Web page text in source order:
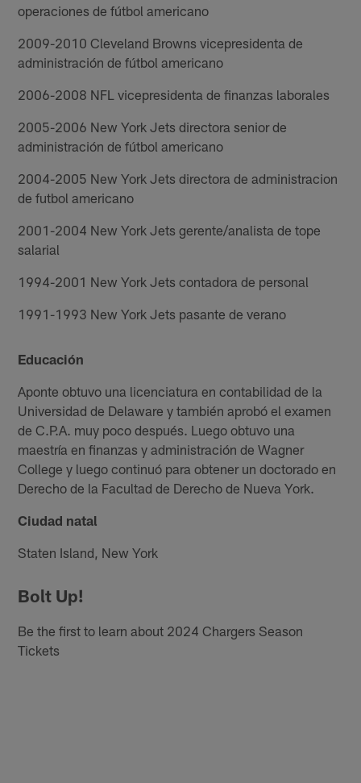
operaciones de fútbol americano
2009-2010 Cleveland Browns vicepresidenta de
administración de fútbol americano
2006-2008 NFL vicepresidenta de finanzas laborales
2005-2006 New York Jets directora senior de
administración de fútbol americano
2004-2005 New York Jets directora de administracion
de futbol americano
2001-2004 New York Jets gerente/analista de tope
salarial
1994-2001 New York Jets contadora de personal
1991-1993 New York Jets pasante de verano
Educación
Aponte obtuvo una licenciatura en contabilidad de la
Universidad de Delaware y también aprobó el examen
de C.P.A. muy poco después. Luego obtuvo una
maestría en finanzas y administración de Wagner
College y luego continuó para obtener un doctorado en
Derecho de la Facultad de Derecho de Nueva York.
Ciudad natal
Staten Island, New York
Bolt Up!
Be the first to learn about 2024 Chargers Season
Tickets